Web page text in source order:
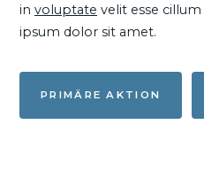
in voluptate velit esse
ipsum dolor sit amet.
PRIMÄRE AKTION